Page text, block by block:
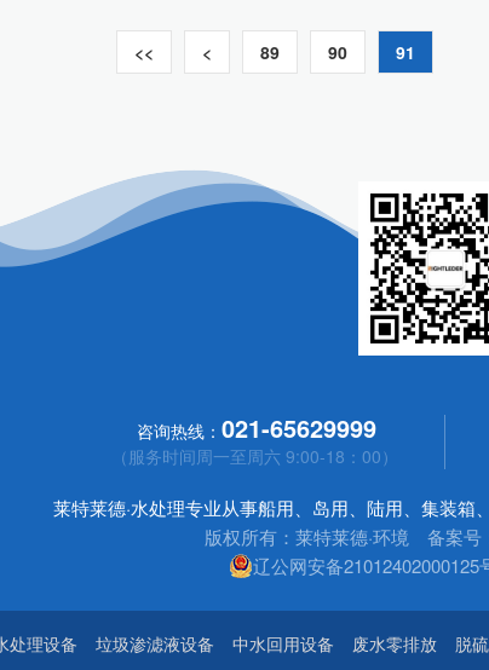
<< < 89 90 91
咨询热线： 021-65629999
（服务时间周一至周六 9:00-18：00）
莱特莱德·水处理专业从事船用、岛用、陆用、集装箱
版权所有：莱特莱德·环境 备案号
辽公网安备21012402000125
处理设备 垃圾渗滤液设备 中水回用设备 废水零排放 脱